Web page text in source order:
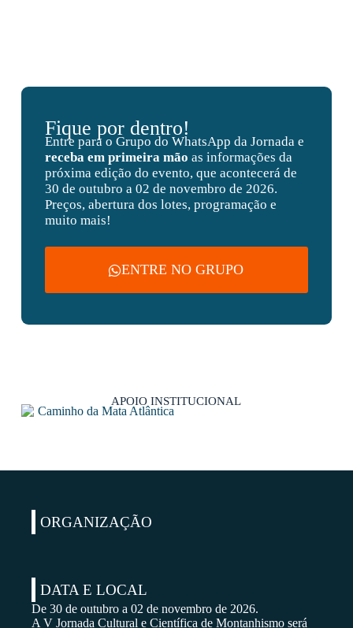
Fique por dentro!
Entre para o Grupo do WhatsApp da Jornada e
receba em primeira mão as informações da
próxima edição do evento, que acontecerá de
30 de outubro a 02 de novembro de 2026.
Preços, abertura dos lotes, programação e
muito mais!
ENTRE NO GRUPO
APOIO INSTITUCIONAL
ORGANIZAÇÃO
DATA E LOCAL
De 30 de outubro a 02 de novembro de 2026.
A V Jornada Cultural e Científica de Montanhismo será